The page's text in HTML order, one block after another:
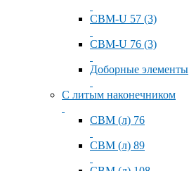
СВМ-U 57 (3)
СВМ-U 76 (3)
Доборные элементы
С литым наконечником
СВМ (л) 76
СВМ (л) 89